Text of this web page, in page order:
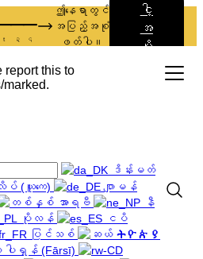
t
–
ဍ
–
၎
ဤနေရာတွင်
အပြည့်အစုံ
ဖတ်ပါ။
ငါ့
အ
မှို
ဒိန်းမတ်
(ယူကေ)
ဂျာမန်
အာရဗီ
နီ
ပိုလန်
ငပိ
ပြင်သစ်
ትዮጵያ
ပါရှန် (Fārsī)